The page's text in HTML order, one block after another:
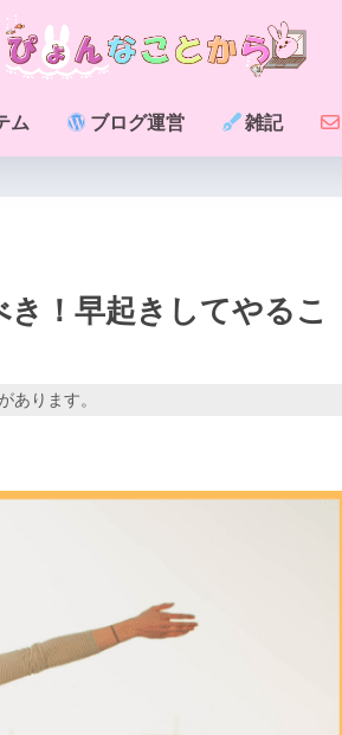
ム ブログ運営 雑記
！早起きしてやるこ
あります。